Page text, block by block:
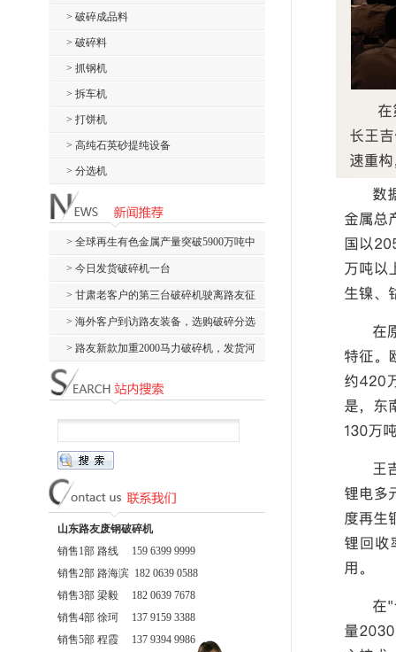
> 破碎成品料
> 破碎料
> 抓钢机
> 拆车机
> 打饼机
> 高纯石英砂提纯设备
> 分选机
> 全球再生有色金属产量突破5900万吨中
国稳居...
> 今日发货破碎机一台
> 甘肃老客户的第三台破碎机驶离路友征
战废钢> 海外客户到访路友装备，选购破碎分选
全套设备
> 路友新款加重2000马力破碎机，发货河
北张家...
山东路友废钢破碎机
销售1部 路线 159 6399 9999
销售2部 路海滨 182 0639 0588
销售3部 梁毅 182 0639 7678
销售4部 徐珂 137 9159 3388
销售5部 程霞 137 9394 9986